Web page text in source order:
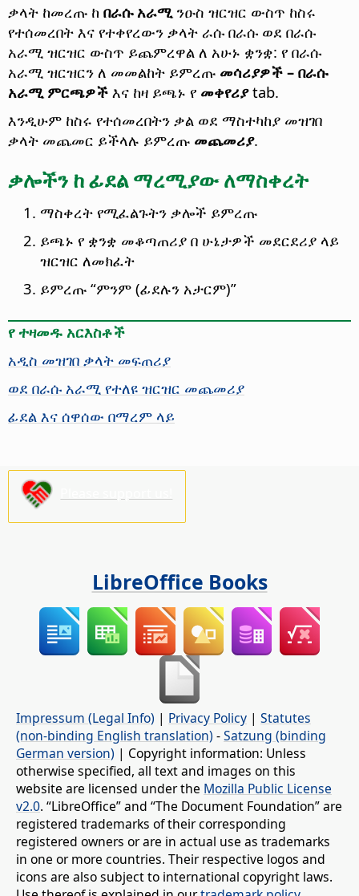
ቃላት ከመረጡ ከ በራሱ አራሚ ንዑስ ዝርዝር ውስጥ ከስሩ
የተሰመረበት እና የተቀየረውን ቃላት ራሱ በራሱ ወደ በራሱ
አራሚ ዝርዝር ውስጥ ይጨምረዋል ለ አሁኑ ቋንቋ: የ በራሱ
አራሚ ዝርዝርን ለ መመልከት ይምረጡ መሳሪያዎች – በራሱ
አራሚ ምርጫዎች እና ከዛ ይጫኑ የ መቀየሪያtab.
እንዲሁም ከስሩ የተሰመረበትን ቃል ወደ ማስተካከያ መዝገበ
ቃላት መጨመር ይችላሉ ይምረጡ መጨመሪያ.
ቃሎችን ከ ፊደል ማረሚያው ለማስቀረት
ማስቀረት የሚፈልጉትን ቃሎች ይምረጡ
ይጫኑ የ ቋንቋ መቆጣጠሪያ በ ሁኔታዎች መደርደሪያ ላይ
ዝርዝር ለመክፈት
ይምረጡ “ምንም (ፊደሉን አታርም)”
የ ተዛመዱ አርእስቶች
አዲስ መዝገበ ቃላት መፍጠሪያ
ወደ በራሱ አራሚ የተለዩ ዝርዝር መጨመሪያ
ፊደል እና ሰዋሰው በማረም ላይ
LibreOffice Books
Impressum (Legal Info) | Privacy Policy | Statutes
(non-binding English translation) -Satzung (binding
German version) | Copyright information: Unless
otherwise specified, all text and images on this
website are licensed under the Mozilla Public License
v2.0. “LibreOffice” and “The Document Foundation” are
registered trademarks of their corresponding
registered owners or are in actual use as trademarks
in one or more countries. Their respective logos and
icons are also subject to international copyright laws.